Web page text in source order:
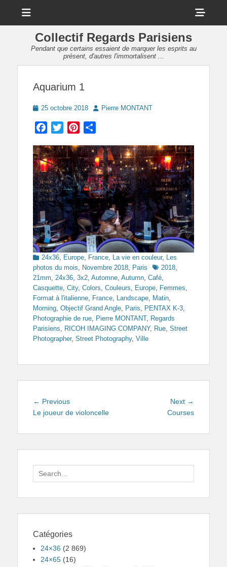
Collectif Regards Parisiens
Pendant que certains essaient de marquer les esprits au
présent, d'autres l'immortalisent ...
Aquarium 1
Posted
25 octobre 2018 AuthorPierre MONTANT
Facebook
TwitterPinterest
Categories
24x36, Europe, France, La vie en couleur, Les
photos du mois, Novembre 2018, Paris Tags2018,
21mm, 24x36, 3x2, Automne, Autumn, Café,
Casquette, City, Colors, Couleurs, Europe, Femmes,
Format à l'italienne, France, Landscape, Matin,
Morning, Objectif Grand Angle, Paris, PENTAX K-3,
Photographie de rue, Pierre MONTANT, Regards
Parisiens, RICOH IMAGING COMPANY, Rue, Street
Photographer, Street Photography, Ville
Navigation
de
← PreviousPrevious
post:
Le joueur de violoncelle
Next →
post:
Courses
Search
for:
Catégories
24×36 (2 869)
24×65 (16)